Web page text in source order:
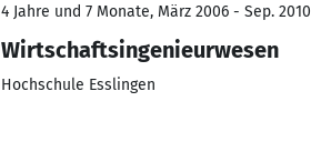
4 Jahre und 7 Monate, März 2006 - Sep. 2010
Wirtschaftsingenieurwesen
Hochschule Esslingen